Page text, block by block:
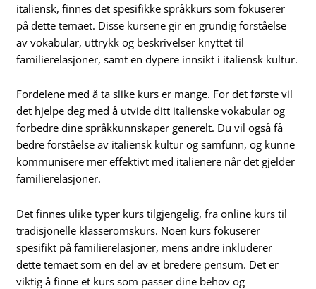
italiensk, finnes det spesifikke språkkurs som fokuserer
på dette temaet. Disse kursene gir en grundig forståelse
av vokabular, uttrykk og beskrivelser knyttet til
familierelasjoner, samt en dypere innsikt i italiensk kultur.
Fordelene med å ta slike kurs er mange. For det første vil
det hjelpe deg med å utvide ditt italienske vokabular og
forbedre dine språkkunnskaper generelt. Du vil også få
bedre forståelse av italiensk kultur og samfunn, og kunne
kommunisere mer effektivt med italienere når det gjelder
familierelasjoner.
Det finnes ulike typer kurs tilgjengelig, fra online kurs til
tradisjonelle klasseromskurs. Noen kurs fokuserer
spesifikt på familierelasjoner, mens andre inkluderer
dette temaet som en del av et bredere pensum. Det er
viktig å finne et kurs som passer dine behov og